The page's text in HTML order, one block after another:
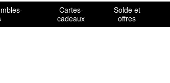
Cartes-
cadeaux
Solde et
offres